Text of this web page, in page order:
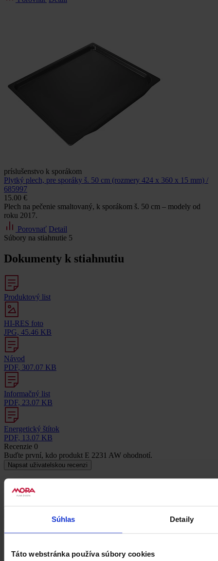
Súhlas Detaily
Táto webstránka používa súbory cookies
príslušenstvo k sporákom
Plytký plech, pre sporáky š. 50 cm (rozmery 424 x 360 x 15 mm) /
685997
15.00 €
Plech na pečenie smaltovaný, k sporákom š. 50 cm – modely od
roku 2017.
Porovnať Detail
Súbory na stiahnutie 5
Dokumenty k stiahnutiu
Produktový list
HI-RES foto
JPG, 45.46 KB
Návod
PDF, 307.07 KB
Informačný list
PDF, 23.07 KB
Energetický štítok
PDF, 13.07 KB
Recenzie 0
Buďte první, kdo produkt E 2231 AW ohodnotí.
Napsat uživatelskou recenzi
Uživatelská recenze